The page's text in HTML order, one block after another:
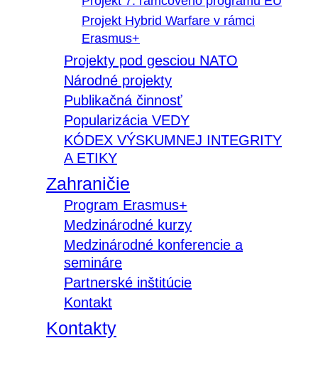
Projekt Hybrid Warfare v rámci
Erasmus+
Projekty pod gesciou NATO
Národné projekty
Publikačná činnosť
Popularizácia VEDY
KÓDEX VÝSKUMNEJ INTEGRITY
A ETIKY
Zahraničie
Program Erasmus+
Medzinárodné kurzy
Medzinárodné konferencie a
semináre
Partnerské inštitúcie
Kontakt
Kontakty